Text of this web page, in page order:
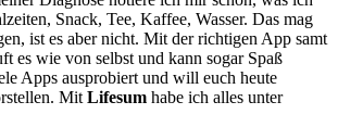
Snack, Tee, Kaffee, Wasser. Das mag
ist es aber nicht. Mit der richtigen App samt
es wie von selbst und kann sogar Spaß
Apps ausprobiert und will euch heute
Mit Lifesum habe ich alles unter